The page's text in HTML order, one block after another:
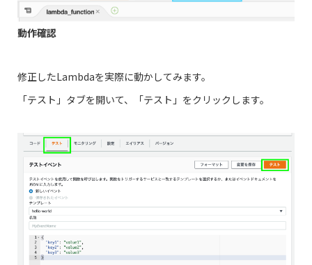
動作確認
修正したLambdaを実際に動かしてみます。
「テスト」タブを開いて、「テスト」をクリックします。